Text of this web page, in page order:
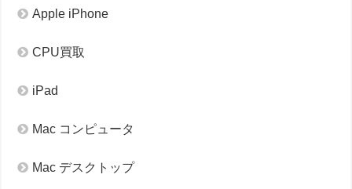
Apple iPhone
CPU買取
iPad
Mac コンピュータ
Mac デスクトップ